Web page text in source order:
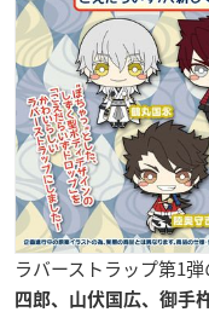
ラバーストラップ第1弾
四郎、山伏国広、御手